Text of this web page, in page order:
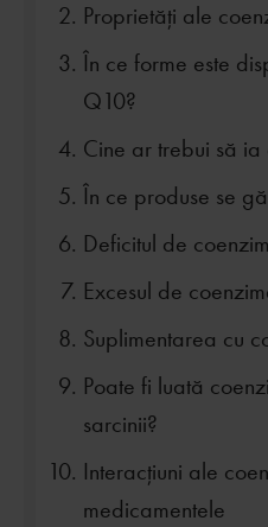
Proprietăți ale
În ce forme este
Q10?
Cine ar trebui să
În ce produse se
Deficitul de
Excesul de
Suplimentarea cu
Poate fi luată
sarcinii?
Interacțiuni ale
medicamentele